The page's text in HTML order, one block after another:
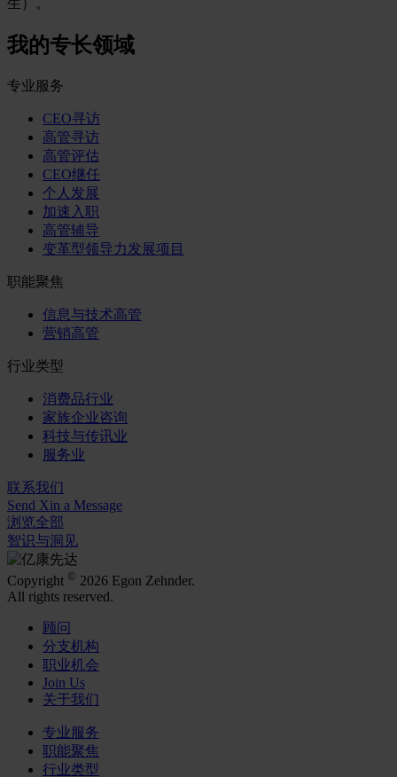
我的专长领域
专业服务
CEO寻访
高管寻访
高管评估
CEO继任
个人发展
加速入职
高管辅导
变革型领导力发展项目
职能聚焦
信息与技术高管
营销高管
行业类型
消费品行业
家族企业咨询
科技与传讯业
服务业
联系我们
Send Xin a Message
浏览全部
智识与洞见
Copyright © 2026 Egon Zehnder.
All rights reserved.
顾问
分支机构
职业机会
Join Us
关于我们
专业服务
职能聚焦
行业类型